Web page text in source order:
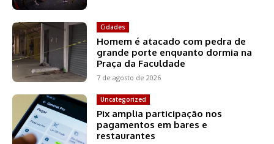
Cidades
Homem é atacado com pedra de
grande porte enquanto dormia na
Praça da Faculdade
7 de agosto de 2026
Uncategorized
Pix amplia participação nos
pagamentos em bares e
restaurantes